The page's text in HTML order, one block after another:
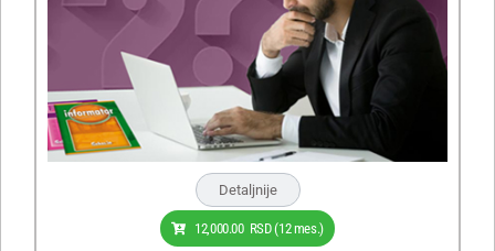
Detaljnije
12,000.00 RSD(12 mes.)